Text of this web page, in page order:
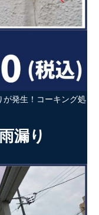
が発生！コーキング処
漏り